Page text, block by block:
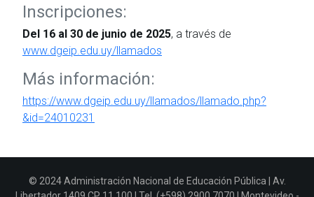
Inscripciones:
Del 16 al 30 de junio de 2025, a través de
www.dgeip.edu.uy/llamados
Más información:
https://www.dgeip.edu.uy/llamados/llamado.php?
&id=24010231
© 2024 Administración Nacional de Educación Pública | Av.